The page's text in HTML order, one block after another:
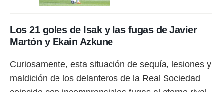
Los 21 goles de Isak y las fugas de Javier
Martón y Ekain Azkune
Curiosamente, esta situación de sequía, lesiones y
maldición de los delanteros de la Real Sociedad